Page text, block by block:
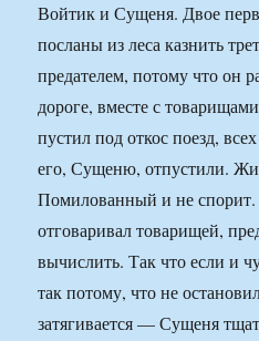
Войтик и Сущеня. Двое
посланы из леса казнить
предателем, потому что он
дороге, вместе с
пустил под откос поезд,
его, Сущеню, отпустили.
Помилованный и не спорит.
отговаривал товарищей,
вычислить. Так что если и
так потому, что не
затягивается — Сущеня